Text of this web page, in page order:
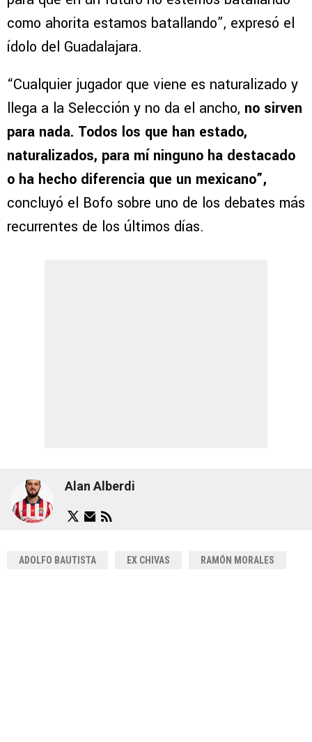
como ahorita estamos batallando”, expresó el
ídolo del Guadalajara.
“Cualquier jugador que viene es naturalizado y
llega a la Selección y no da el ancho, no sirven
para nada. Todos los que han estado,
naturalizados, para mí ninguno ha destacado
o ha hecho diferencia que un mexicano”,
concluyó el Bofo sobre uno de los debates más
recurrentes de los últimos días.
Alan Alberdi
ADOLFO BAUTISTA EX CHIVAS RAMÓN MORALES